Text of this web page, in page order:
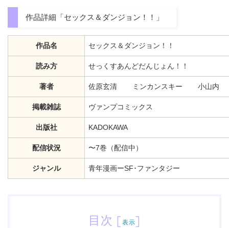
作品詳細「セックス＆ダンジョン！！」
作品名 セックス＆ダンジョン！！
読み方 せっくすあんどだんじょん！！
著者 佐原玄清 ミンカンスキー 小山内
掲載雑誌 ヴァンプコミックス
出版社 KADOKAWA
配信状況 〜7巻（配信中）
ジャンル 青年漫画ーSF･ファンタジー
目次 [ 表示]